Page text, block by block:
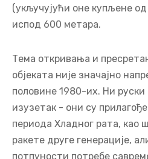
(укључујући оне купљене
испод 600 метара.
Тема откривања и
објеката није значајно
половине 1980-их. Ни
изузетак - они су
периода Хладног рата, као
ракете друге генерације,
потпуности потребе